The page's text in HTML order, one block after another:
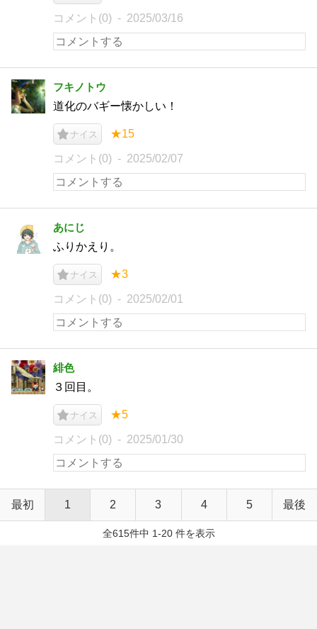
コメント(0) 2025/03/16
フキノトウ
道化のバギー懐かしい！
ナイス ★15
コメント(0) 2025/02/07
あにじ
ふりかえり。
ナイス ★3
コメント(0) 2025/02/01
緋色
３回目。
ナイス ★5
コメント(0) 2025/01/30
最初 1 2 3 4 5 最後
全615件中 1-20 件を表示